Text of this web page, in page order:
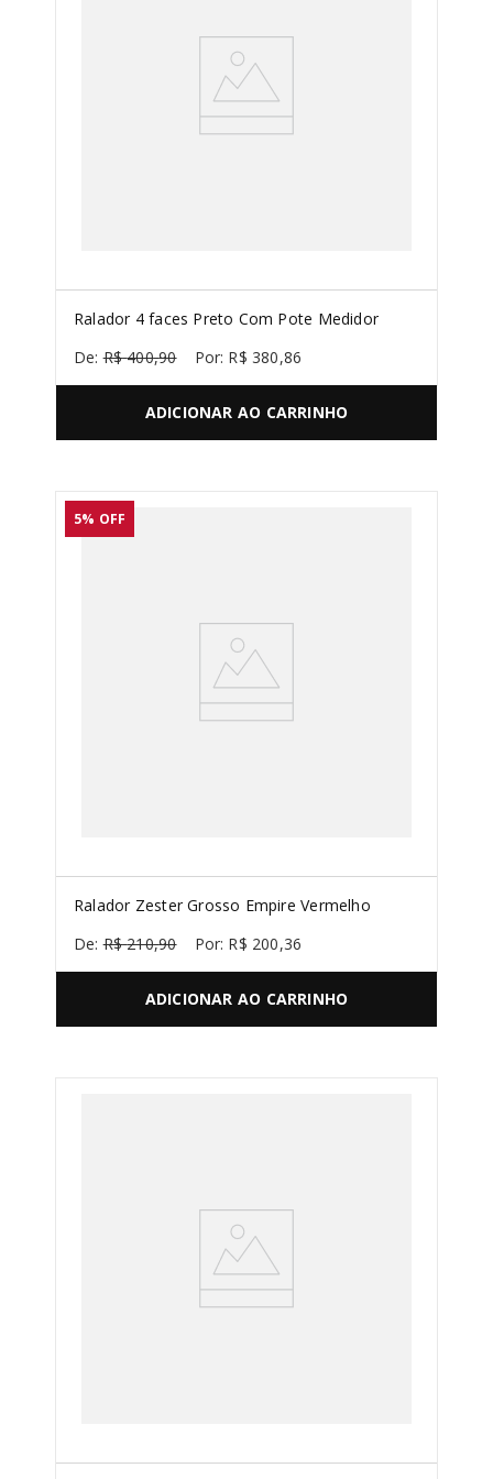
Ralador 4 faces Preto Com Pote Medidor
R$ 400,90 R$ 380,86
ADICIONAR AO CARRINHO
5% OFF
Ralador Zester Grosso Empire Vermelho
R$ 210,90 R$ 200,36
ADICIONAR AO CARRINHO